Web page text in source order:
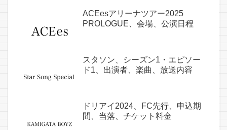
ACEesアリーナツアー2025
PROLOGUE、会場、公演日程
スタソン、シーズン1・エピソー
ド1、出演者、楽曲、放送内容
ドリアイ2024、FC先行、申込期
間、当落、チケット料金